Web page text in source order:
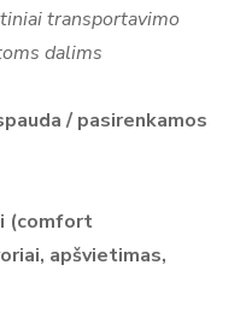
transportavimo
dalims
/ pasirenkamos
(comfort
apšvietimas,
naudoja DTF ir
garantuoja ryškų, ilgalaikį
lauko sąlygomis.
palapinės iki
kokybės patikrinimą.
nuo užsakymo iki
gaminio
aptarnavimo,
pagalbą. Advent.lt